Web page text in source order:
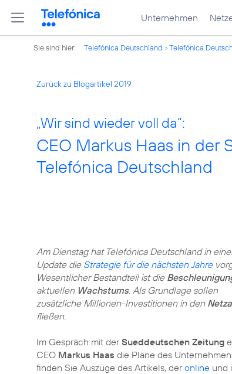
Unternehmen
Sie sind hier: Telefónica Deutschland Telefónica
Zurück zu Blogartikel 2019
„Wir sind wieder voll da“:
CEO Markus Haas in der
Telefónica Deutschland
Am Dienstag hat Telefónica Deutschland in
Update die Strategie für die nächsten Jahre
Wesentlicher Bestandteil ist die
aktuellen Wachstums. Als Grundlage sollen
zusätzliche Millionen-Investitionen in den
fließen.
Im Gespräch mit derSueddeutschen Zeitung
CEO Markus Haas die Pläne des
finden Sie Auszüge des Artikels, deronline und